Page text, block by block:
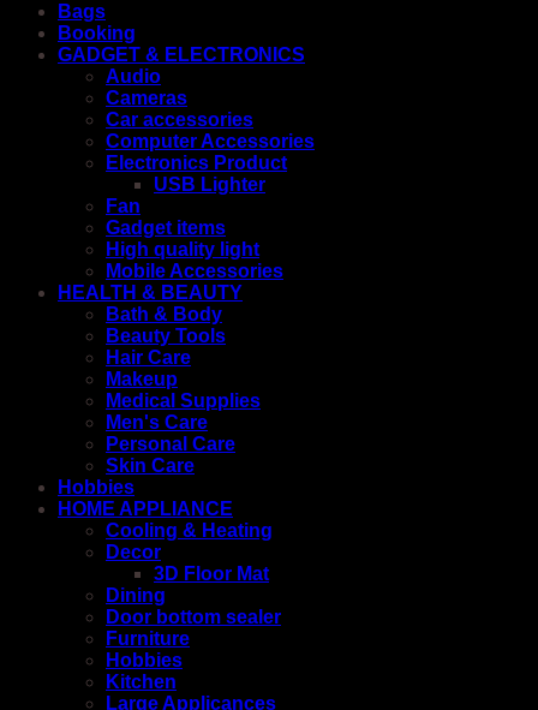
Bags
Booking
GADGET & ELECTRONICS
Audio
Cameras
Car accessories
Computer Accessories
Electronics Product
USB Lighter
Fan
Gadget items
High quality light
Mobile Accessories
HEALTH & BEAUTY
Bath & Body
Beauty Tools
Hair Care
Makeup
Medical Supplies
Men's Care
Personal Care
Skin Care
Hobbies
HOME APPLIANCE
Cooling & Heating
Decor
3D Floor Mat
Dining
Door bottom sealer
Furniture
Hobbies
Kitchen
Large Applicances